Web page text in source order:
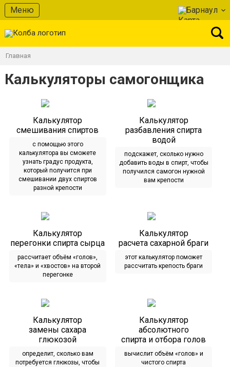
Меню Барнаул
Главная
Калькуляторы самогонщика
Калькулятор
смешивания спиртов
с помощью этого
калькулятора вы сможете
узнать градус продукта,
который получится при
смешивании двух спиртов
разной крепости
Калькулятор
разбавления спирта
водой
подскажет, сколько нужно
добавить воды в спирт, чтобы
получился самогон нужной
вам крепости
Калькулятор
перегонки спирта сырца
рассчитает объём «голов»,
«тела» и «хвостов» на второй
перегонке
Калькулятор
расчета сахарной браги
этот калькулятор поможет
рассчитать крепость браги
Калькулятор
замены сахара
глюкозой
определит, сколько вам
потребуется глюкозы, чтобы
Калькулятор
абсолютного
спирта и отбора голов
вычислит объём «голов» и
чистого спирта